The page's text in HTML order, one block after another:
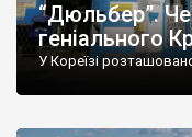
“Дюльбер”.
геніального
У Кореїзі